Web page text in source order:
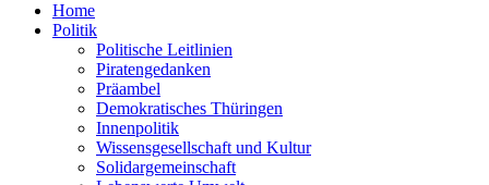
Home
Politik
Politische Leitlinien
Piratengedanken
Präambel
Demokratisches Thüringen
Innenpolitik
Wissensgesellschaft und Kultur
Solidargemeinschaft